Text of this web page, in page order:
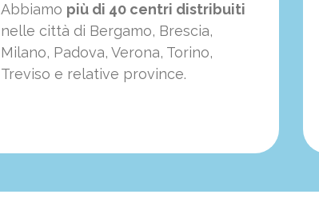
Abbiamo più di 40 centri distribuiti
nelle città di Bergamo, Brescia,
Milano, Padova, Verona, Torino,
Treviso e relative province.